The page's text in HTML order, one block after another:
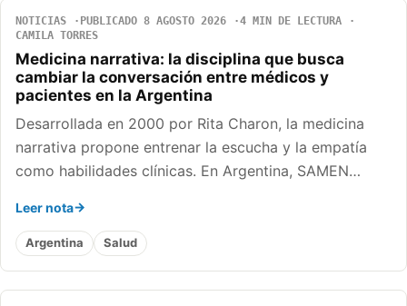
NOTICIAS PUBLICADO 8 AGOSTO 2026
4 MIN DE LECTURA
CAMILA TORRES
Medicina narrativa: la disciplina que busca
cambiar la conversación entre médicos y
pacientes en la Argentina
Desarrollada en 2000 por Rita Charon, la medicina
narrativa propone entrenar la escucha y la empatía
como habilidades clínicas. En Argentina, SAMEN…
Leer nota
Argentina Salud